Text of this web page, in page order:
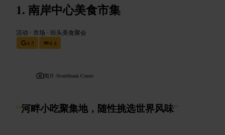
南岸中心美食市集
活动 •市场 •街头美食聚会
4.5
4.4
图片 /Southbank Centre
“河畔小吃聚集地，随性挑选世界风味”